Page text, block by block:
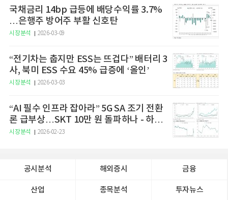
국채금리 14bp 급등에 배당수익률 3.7%
…은행주 방어주 부활 신호탄
시장분석 2026-03-09
“전기차는 춥지만 ESS는 뜨겁다” 배터리 3
사, 북미 ESS 수요 45% 급증에 ‘올인’
시장분석 2026-03-03
“AI 필수 인프라 잡아라” 5G SA 조기 전환
론 급부상…SKT 10만 원 돌파하나 - 하나
증권
시장분석 2026-02-23
공시분석 해외증시 금융
산업 종목분석 투자뉴스